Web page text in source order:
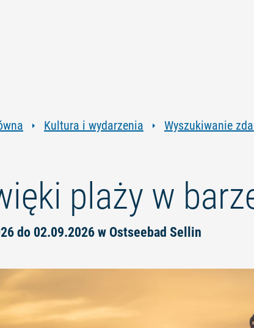
Kultura i wydarzenia Wyszukiwanie
plaży w
do 02.09.2026 w Ostseebad Sellin